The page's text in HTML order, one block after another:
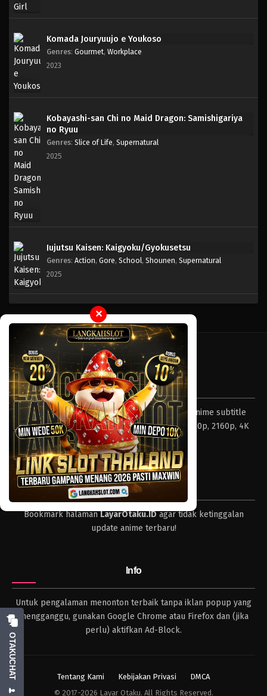
Komada Jouryuujo e Youkoso
Genres: Gourmet, Workplace
2023
Kobayashi-san Chi no Maid Dragon: Samishigariya
no Ryuu
Genres: Slice of Life, Supernatural
2025
Jujutsu Kaisen: Kaigyoku/Gyokusetsu
Genres: Action, Gore, School, Shounen, Supernatural
2025
✕
Tentang LayarOtaku
Layar Otaku – Tempat nonton dan download anime subtitle
Indonesia resolusi 240p, 360p, 480p, 720p, 1080p, 2160p, 4K
dan format lengkap.
Tips
Bookmark halamanLayarOtaku.IDagar tidak ketinggalan
update anime terbaru!
Info
Untuk pengalaman menonton terbaik tanpa iklan popup yang
mengganggu, gunakan Google Chrome atau Firefox dan (jika
perlu) aktifkan Ad-Block.
Tentang Kami Kebijakan Privasi
DMCA
© 2017-2026 Layar Otaku. All Rights Reserved.
OTAKUCHAT